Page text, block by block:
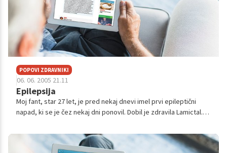
POPOVI ZDRAVNIKI
06. 06. 2005 21.11
Epilepsija
Moj fant, star 27 let, je pred nekaj dnevi imel prvi epileptični
napad, ki se je čez nekaj dni ponovil. Dobil je zdravila Lamictal.
izbru...